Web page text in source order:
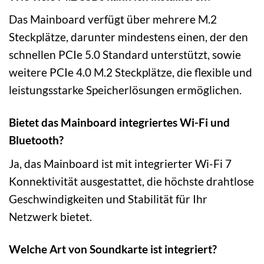
Das Mainboard verfügt über mehrere M.2
Steckplätze, darunter mindestens einen, der den
schnellen PCIe 5.0 Standard unterstützt, sowie
weitere PCIe 4.0 M.2 Steckplätze, die flexible und
leistungsstarke Speicherlösungen ermöglichen.
Bietet das Mainboard integriertes Wi-Fi und
Bluetooth?
Ja, das Mainboard ist mit integrierter Wi-Fi 7
Konnektivität ausgestattet, die höchste drahtlose
Geschwindigkeiten und Stabilität für Ihr
Netzwerk bietet.
Welche Art von Soundkarte ist integriert?